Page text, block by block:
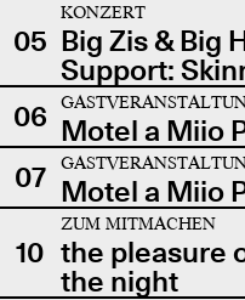
05
KONZERT
Big Zis & Big
Support:
06 Motel a Miio
07 Motel a Miio
10
ZUM MITMACHEN
the pleasure
the night